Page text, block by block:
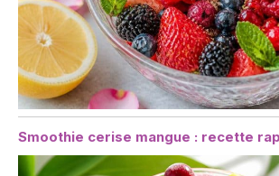
Smoothie cerise mangue : recette